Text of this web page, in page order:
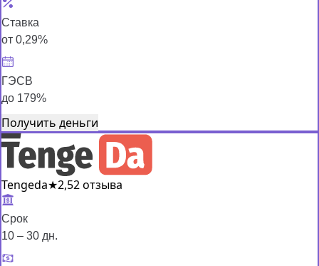
Ставка
от 0,29%
ГЭСВ
до 179%
Получить деньги
Tengeda★2,52 отзыва
Срок
10 – 30 дн.